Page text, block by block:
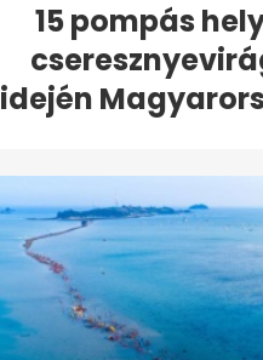
15 pompás
idején